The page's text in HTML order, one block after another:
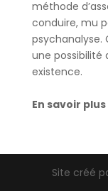
méthode
conduire, mu
une possibilité
existence.
En savoir plus
Site créé